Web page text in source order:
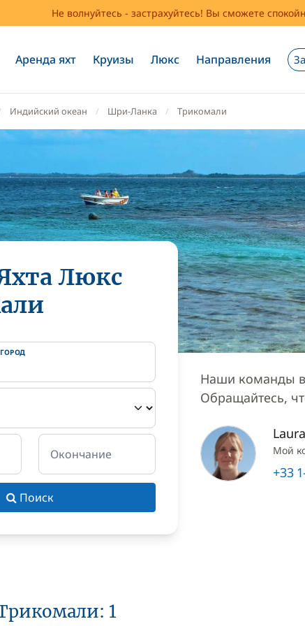
Не волнуйтесь - застрахуйтесь! Вы сможете
Аренда яхт Круизы Люкс Направления
Индийский океан Шри-Ланка Трикомали
Люкс
Окончание
Поиск
Наши команды
Обращайтесь,
Laura
Мой
+33
1